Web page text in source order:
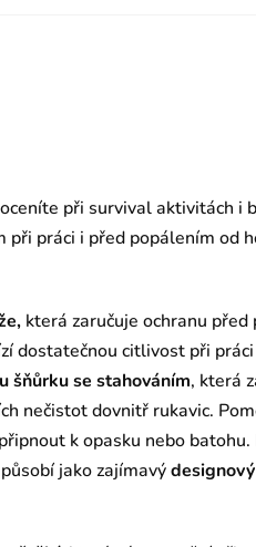
při survival aktivitách i
při práci i před popálením od
která zaručuje ochranu
dostatečnou citlivost při
šňůrku se stahováním, která
nečistot dovnitř rukavic.
k opasku nebo batohu.
jako zajímavý